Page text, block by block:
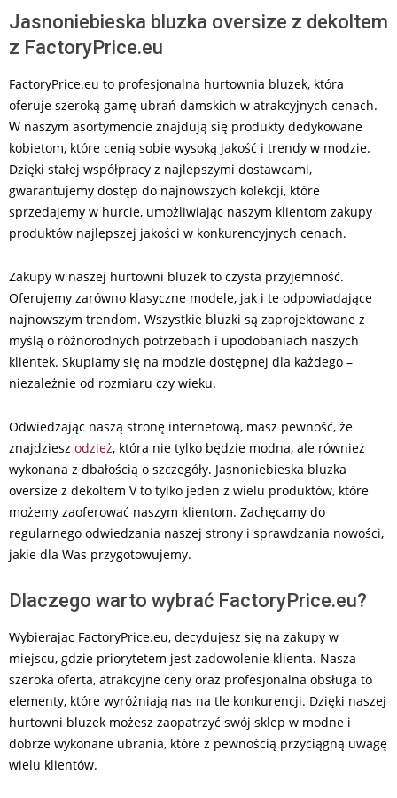
Jasnoniebieska bluzka oversize z dekoltem
z FactoryPrice.eu
FactoryPrice.eu to profesjonalna hurtownia bluzek, która
oferuje szeroką gamę ubrań damskich w atrakcyjnych cenach.
W naszym asortymencie znajdują się produkty dedykowane
kobietom, które cenią sobie wysoką jakość i trendy w modzie.
Dzięki stałej współpracy z najlepszymi dostawcami,
gwarantujemy dostęp do najnowszych kolekcji, które
sprzedajemy w hurcie, umożliwiając naszym klientom zakupy
produktów najlepszej jakości w konkurencyjnych cenach.
Zakupy w naszej hurtowni bluzek to czysta przyjemność.
Oferujemy zarówno klasyczne modele, jak i te odpowiadające
najnowszym trendom. Wszystkie bluzki są zaprojektowane z
myślą o różnorodnych potrzebach i upodobaniach naszych
klientek. Skupiamy się na modzie dostępnej dla każdego –
niezależnie od rozmiaru czy wieku.
Odwiedzając naszą stronę internetową, masz pewność, że
znajdziesz odzież, która nie tylko będzie modna, ale również
wykonana z dbałością o szczegóły. Jasnoniebieska bluzka
oversize z dekoltem V to tylko jeden z wielu produktów, które
możemy zaoferować naszym klientom. Zachęcamy do
regularnego odwiedzania naszej strony i sprawdzania nowości,
jakie dla Was przygotowujemy.
Dlaczego warto wybrać FactoryPrice.eu?
Wybierając FactoryPrice.eu, decydujesz się na zakupy w
miejscu, gdzie priorytetem jest zadowolenie klienta. Nasza
szeroka oferta, atrakcyjne ceny oraz profesjonalna obsługa to
elementy, które wyróżniają nas na tle konkurencji. Dzięki naszej
hurtowni bluzek możesz zaopatrzyć swój sklep w modne i
dobrze wykonane ubrania, które z pewnością przyciągną uwagę
wielu klientów.